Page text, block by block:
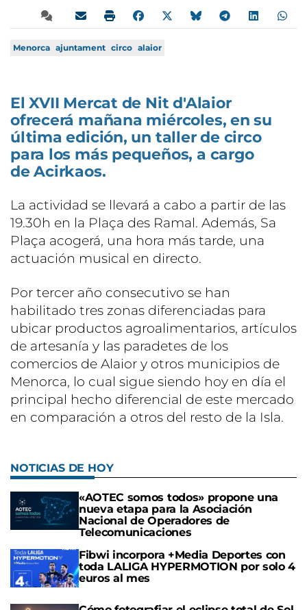
Menorca ajuntament circo alaior
El XVII Mercat de Nit d'Alaior
ofrecerá mañana miércoles, en su
última edición, un taller de circo
para los más pequeños, a cargo
de Acirkaos.
La actividad se llevará a cabo a partir de las
19.30h en la Plaça des Ramal. Además, Sa
Plaça acogerá, una hora más tarde, una
actuación musical en directo.
Por tercer año consecutivo se han
habilitado tres zonas diferenciadas para
ubicar productos agroalimentarios, artículos
de artesanía y las paradetes de los
comercios de Alaior y otros municipios de
Menorca, lo cual sigue siendo hoy en día el
principal hecho diferencial de este mercado
en comparación a otros del resto de la Isla.
NOTICIAS DE HOY
«AOTEC somos todos» propone una
nueva etapa para la Asociación
Nacional de Operadores de
Telecomunicaciones
Fibwi incorpora +Media Deportes con
toda LALIGA HYPERMOTION por solo 4
euros al mes